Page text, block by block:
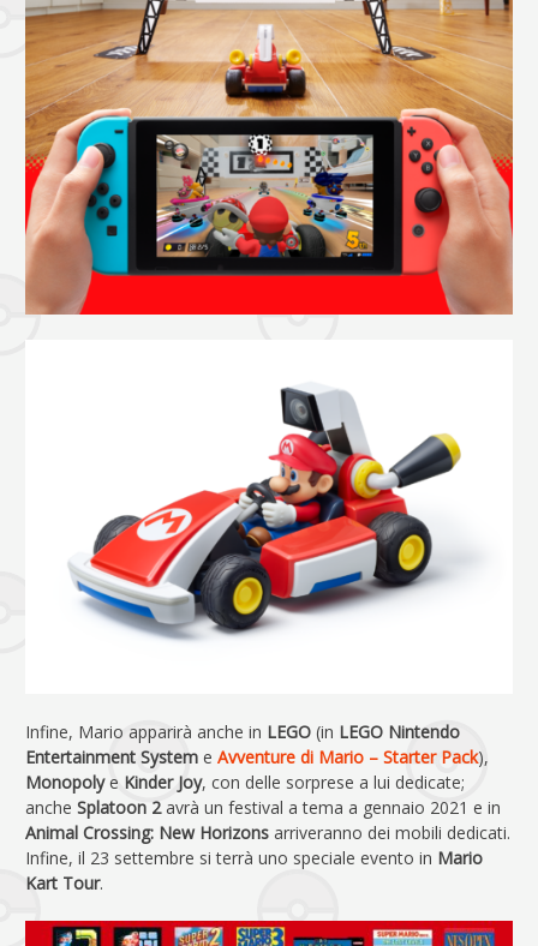
Infine, Mario apparirà anche in LEGO (in LEGO Nintendo
Entertainment System e Avventure di Mario – Starter Pack),
Monopolye Kinder Joy, con delle sorprese a lui dedicate;
anche Splatoon 2avrà un festival a tema a gennaio 2021 e in
Animal Crossing: New Horizons arriveranno dei mobili dedicati.
Infine, il 23 settembre si terrà uno speciale evento in Mario
Kart Tour.